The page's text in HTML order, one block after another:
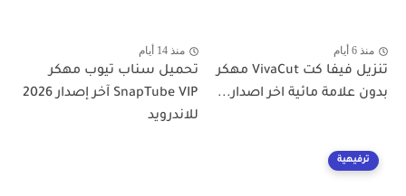
منذ 6 أيام
تنزيل فيفا كت VivaCut مهكر
بدون علامة مائية اخر اصدار...
منذ 14 أيام
تحميل سناب تيوب مهكر
SnapTube VIP آخر إصدار 2026
للاندرويد
ترفيهية